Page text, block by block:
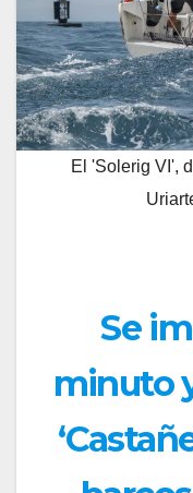
El 'Solerig VI',
Se
minuto